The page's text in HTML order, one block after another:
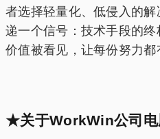
者选择轻量化、低侵入的
递一个信号：技术手段的
价值被看见，让每份努力都
★关于WorkWin公司